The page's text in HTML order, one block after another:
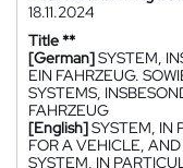
18.11.2024
Title **
[German]SYSTEM,
EIN FAHRZEUG.
SYSTEMS,
FAHRZEUG
[English]SYSTEM, IN
FOR A VEHICLE,
SYSTEM, IN